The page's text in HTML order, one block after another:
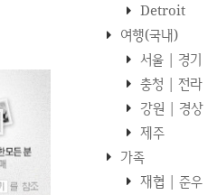
Detroit
여행(국내)
서울 | 경기
충청 | 전라
강원 | 경상
제주
가족
재협 | 준우